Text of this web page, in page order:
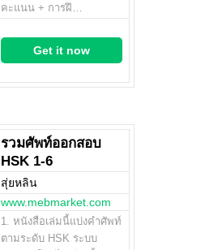
คะแนน + การฝึ…
Get it now
รวมศัพท์ออกสอบ
HSK 1-6
สุ่ยหลิน
www.mebmarket.com
1. หนังสือเล่มนี้แบ่งคำศัพท์
ตามระดับ HSK ระบบ